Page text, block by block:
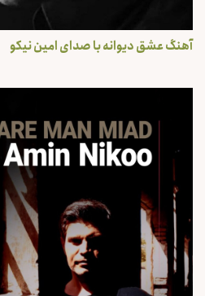
آهنگ عشق دیوانه با صدای امین نیکو